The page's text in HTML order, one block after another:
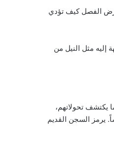
الفصل كيف تؤدي
إليه مثل النيل من
يكتشف تحولاتهم،
يرمز السجن القديم